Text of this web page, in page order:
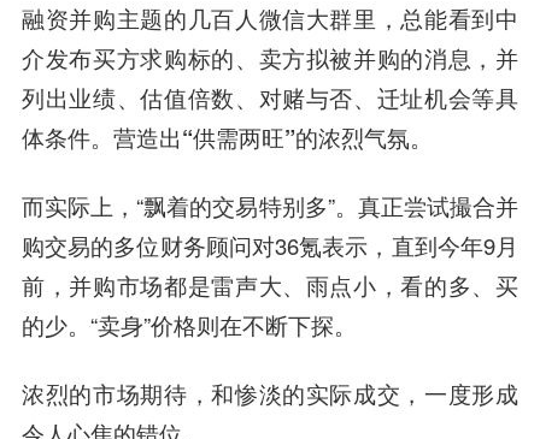
融资并购主题的几百人微信大群里，总能看到中
介发布买方求购标的、卖方拟被并购的消息，并
列出业绩、估值倍数、对赌与否、迁址机会等具
体条件。营造出“供需两旺”的浓烈气氛。
而实际上，“飘着的交易特别多”。真正尝试撮合并
购交易的多位财务顾问对36氪表示，直到今年9月
前， 并购市场都是雷声大、雨点小，看的多、买
的少。 “卖身”价格则在不断下探。
浓烈的市场期待，和惨淡的实际成交，一度形成
令人心焦的错位。